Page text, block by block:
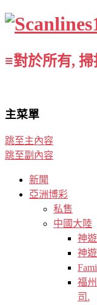
≡對於所有,
主菜單
跳至主內容
跳至副內容
新聞
亞洲博彩
私售
中國大陸
神
神
福
司.